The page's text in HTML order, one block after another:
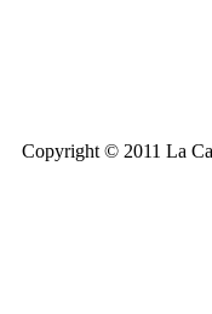
Copyright © 2011 La